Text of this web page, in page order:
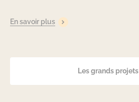
En savoir plus
Les grands projets